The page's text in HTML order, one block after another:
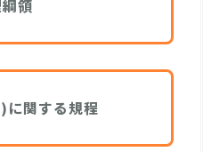
領
関する規程